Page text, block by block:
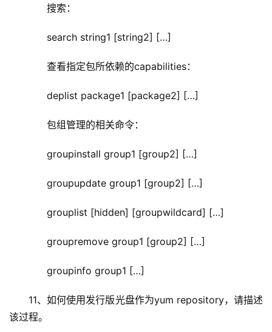
搜索：
search string1 [string2] […]
查看指定包所依赖的capabilities：
deplist package1 [package2] […]
包组管理的相关命令：
groupinstall group1 [group2] […]
groupupdate group1 [group2] […]
grouplist [hidden] [groupwildcard] […]
groupremove group1 [group2] […]
groupinfo group1 […]
11、如何使用发行版光盘作为yum repository，请描述
该过程。